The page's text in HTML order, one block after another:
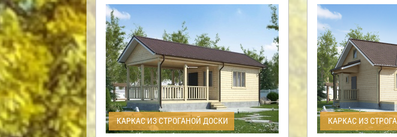
КАРКАС ИЗ СТРОГАНОЙ ДОСКИ КАРКАС ИЗ